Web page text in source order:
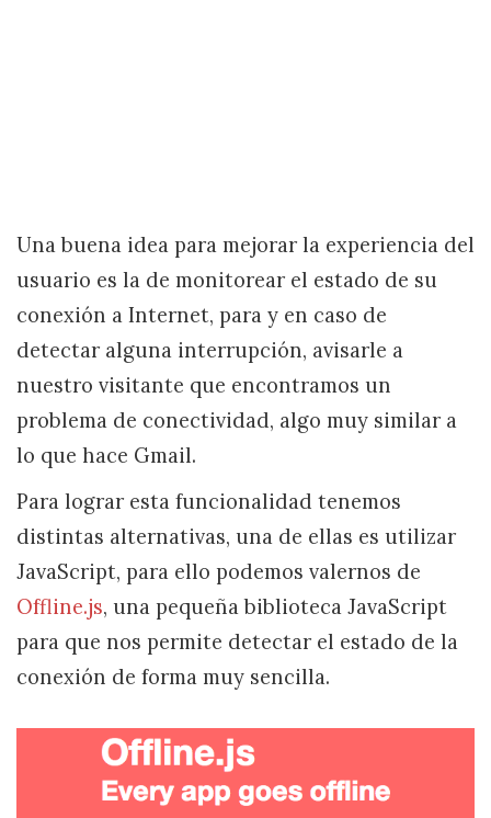
Una buena idea para mejorar la experiencia del
usuario es la de monitorear el estado de su
conexión a Internet, para y en caso de
detectar alguna interrupción, avisarle a
nuestro visitante que encontramos un
problema de conectividad, algo muy similar a
lo que hace Gmail.
Para lograr esta funcionalidad tenemos
distintas alternativas, una de ellas es utilizar
JavaScript, para ello podemos valernos de
Offline.js, una pequeña biblioteca JavaScript
para que nos permite detectar el estado de la
conexión de forma muy sencilla.